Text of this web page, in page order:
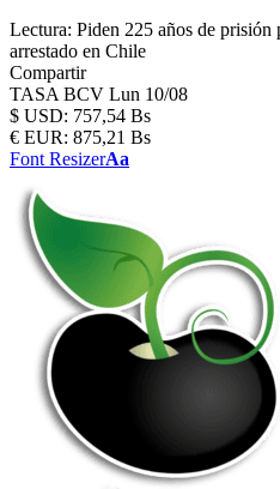
Lectura: Piden 225 años de prisión
arrestado en Chile
Compartir
TASA BCV Lun 10/08
$ USD: 757,54 Bs
€ EUR: 875,21 Bs
Font ResizerAa